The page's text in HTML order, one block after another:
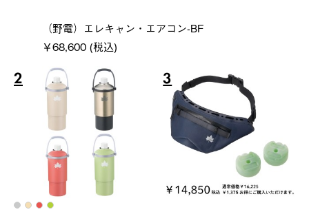
（野電）エレキャン・エアコン-BF
￥68,600 (税込)
2 3